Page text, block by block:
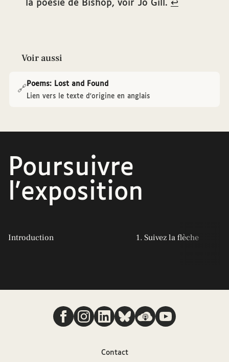
la poésie de Bishop, voir Jo Gill. ↩
Voir aussi
🔗
Poems: Lost and Found
Lien vers le texte d'origine en anglais
Poursuivre
l'exposition
Introduction 1. Suivez la flèche
Nous suivre
Contact